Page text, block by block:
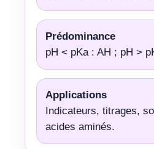
Prédominance
pH < pKa : AH ; pH >
Applications
Indicateurs, titrages,
acides aminés.